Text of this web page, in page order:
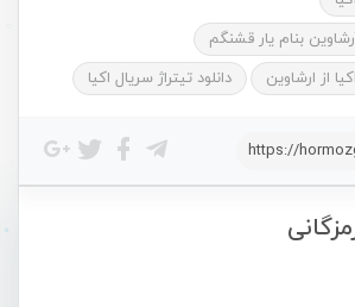
بنام یار قشنگم
از ارشاوین
دانلود تیتراژ سریال اکیا
https://